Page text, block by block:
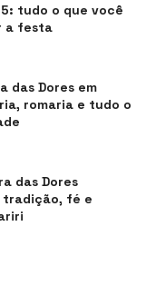
tudo o que você
a festa
das Dores em
romaria e tudo o
das Dores
tradição, fé e